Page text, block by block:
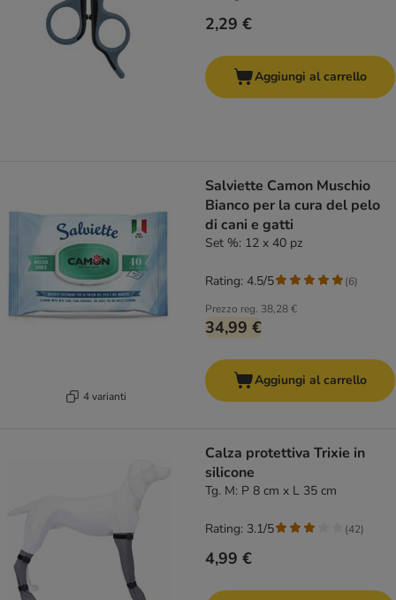
2,29 €
Aggiungi al carrello
4 varianti
Salviette Camon Muschio
Bianco per la cura del pelo
di cani e gatti
Set %: 12 x 40 pz
Prezzo reg. 38,28 €
34,99 €
Rating: 4.5/5 (6)
Aggiungi al carrello
Calza protettiva Trixie in
silicone
Tg. M: P 8 cm x L 35 cm
4,99 €
Rating: 3.1/5 (42)